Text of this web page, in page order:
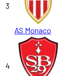
3
AS Monaco
4